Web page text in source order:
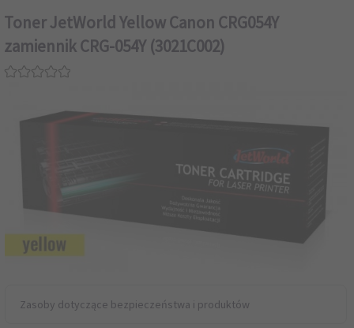
Toner JetWorld Yellow Canon CRG054Y
zamiennik CRG-054Y (3021C002)
Zasoby dotyczące bezpieczeństwa i produktów